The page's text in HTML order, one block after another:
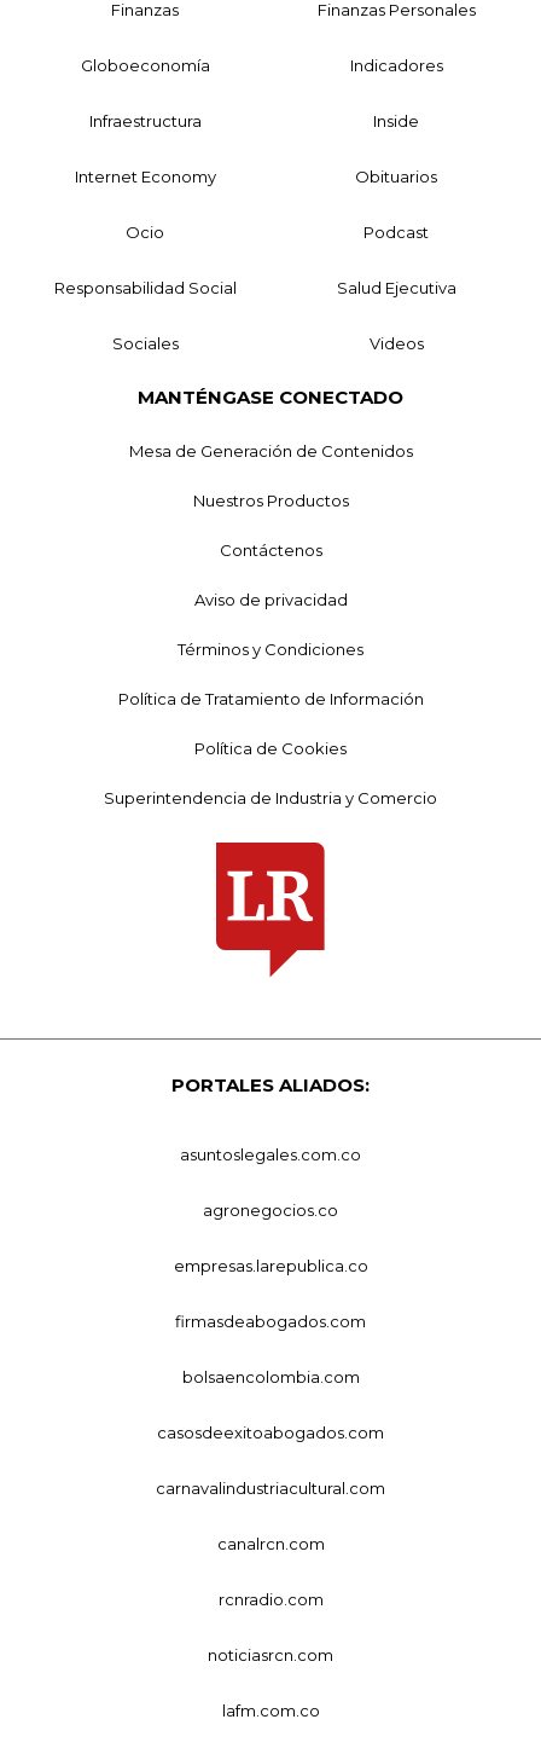
Finanzas Finanzas Personales
Globoeconomía Indicadores
Infraestructura Inside
Internet Economy Obituarios
Ocio Podcast
Responsabilidad Social Salud Ejecutiva
Sociales Videos
MANTÉNGASE CONECTADO
Mesa de Generación de Contenidos
Nuestros Productos
Contáctenos
Aviso de privacidad
Términos y Condiciones
Política de Tratamiento de Información
Política de Cookies
Superintendencia de Industria y Comercio
PORTALES ALIADOS:
asuntoslegales.com.co
agronegocios.co
empresas.larepublica.co
firmasdeabogados.com
bolsaencolombia.com
casosdeexitoabogados.com
carnavalindustriacultural.com
canalrcn.com
rcnradio.com
noticiasrcn.com
lafm.com.co